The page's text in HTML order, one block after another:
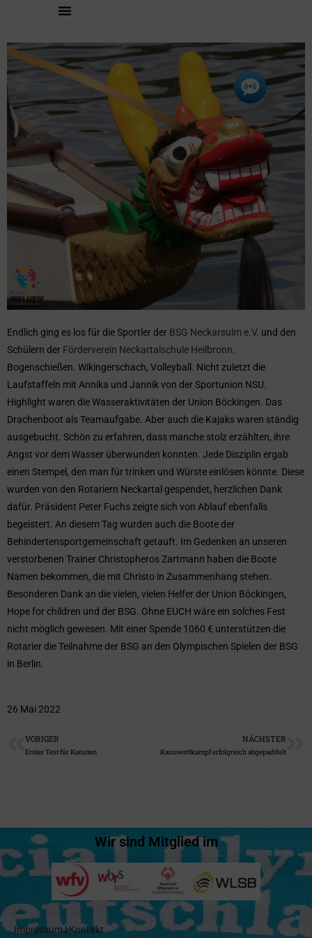
Endlich ging es los für die Sportler der BSG Neckarsulm e.V. und den
Schülern der Förderverein Neckartalschule Heilbronn.
Bogenschießen. Wikingerschach, Volleyball. Nicht zuletzt die
Laufstaffeln mit Annika und Jannik von der Sportunion NSU.
Highlight waren die Wasseraktivitäten der Union Böckingen. Das
Drachenboot als Teamaufgabe. Aber auch die Kajaks waren ständig
ausgebucht. Schön zu erfahren, dass manche stolz erzählten, ihre
Angst vor dem Wasser überwunden konnten. Jede Disziplin ergab
einen Stempel, den man für trinken und Würste einlösen könnte. Diese
wurden von den Rotariern Neckartal gespendet, herzlichen Dank
dafür. Präsident Peter Fuchs zeigte sich von Ablauf ebenfalls
begeistert. An diesem Tag wurden auch die Boote der
Behindertensportgemeinschaft getauft. Im Gedenken an unseren
verstorbenen Trainer Christopheros Zartmann haben die Boote
Namen bekommen, die mit Christo in Zusammenhang stehen.
Besonderen Dank an die vielen, vielen Helfer der Union Böckingen,
Hope for children und der BSG. Ohne EUCH wäre ein solches Fest
nicht möglich gewesen. Mit einer Spende 1060 € unterstützen die
Rotarier die Teilnahme der BSG an den Olympischen Spielen der BSG
in Berlin.
26 Mai 2022
VORIGER
Erster Test für Kanuten
NÄCHSTER
Kanuwettkampf erfolgreich abgepaddelt
Wir sind Mitglied im
Impressum|Kontakt